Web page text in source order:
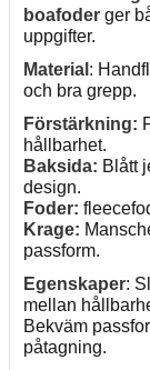
boafoder ger
uppgifter.
Material :
och bra grepp.
Förstärkning:
hållbarhet.
Baksida: Blått
design.
Foder:
Krage:
passform.
Egenskaper:
mellan
Bekväm
påtagning.